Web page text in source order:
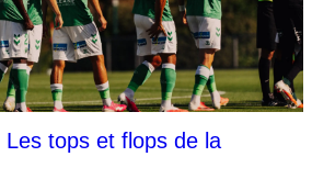
tops et flops de la